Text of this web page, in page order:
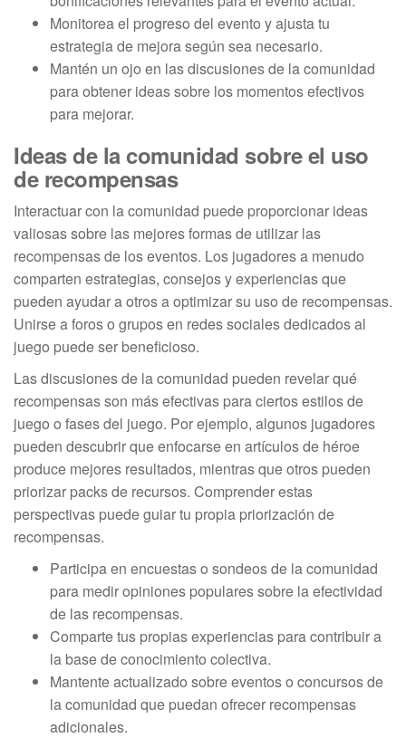
Monitorea el progreso del evento y ajusta tu
estrategia de mejora según sea necesario.
Mantén un ojo en las discusiones de la comunidad
para obtener ideas sobre los momentos efectivos
para mejorar.
Ideas de la comunidad sobre el uso
de recompensas
Interactuar con la comunidad puede proporcionar ideas
valiosas sobre las mejores formas de utilizar las
recompensas de los eventos. Los jugadores a menudo
comparten estrategias, consejos y experiencias que
pueden ayudar a otros a optimizar su uso de recompensas.
Unirse a foros o grupos en redes sociales dedicados al
juego puede ser beneficioso.
Las discusiones de la comunidad pueden revelar qué
recompensas son más efectivas para ciertos estilos de
juego o fases del juego. Por ejemplo, algunos jugadores
pueden descubrir que enfocarse en artículos de héroe
produce mejores resultados, mientras que otros pueden
priorizar packs de recursos. Comprender estas
perspectivas puede guiar tu propia priorización de
recompensas.
Participa en encuestas o sondeos de la comunidad
para medir opiniones populares sobre la efectividad
de las recompensas.
Comparte tus propias experiencias para contribuir a
la base de conocimiento colectiva.
Mantente actualizado sobre eventos o concursos de
la comunidad que puedan ofrecer recompensas
adicionales.